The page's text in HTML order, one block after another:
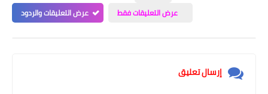
عرض التعليقات فقط
عرض التعليقات والردود
إرسال تعليق